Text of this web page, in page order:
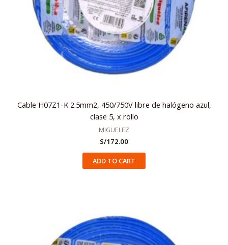
Cable H07Z1-K 2.5mm2, 450/750V libre de halógeno azul,
clase 5, x rollo
MIGUELEZ
S/172.00
ADD TO CART